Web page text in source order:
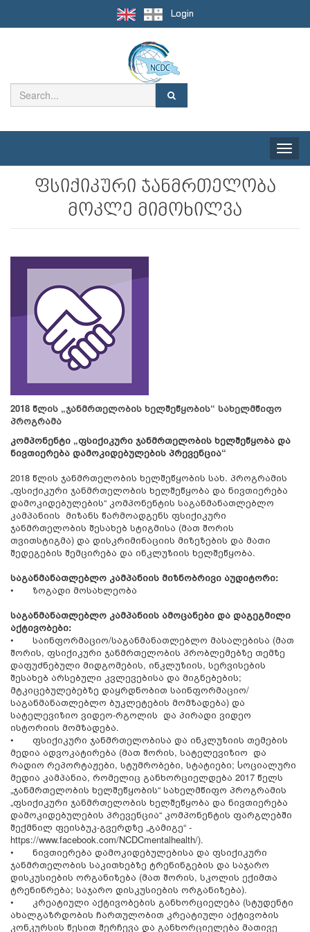
Login
Toggle
ფსიქიკური ჯანმრთელობა
მოკლე მიმოხილვა
2018 წლის „ჯანმრთელობის ხელშეწყობის“ სახელმწიფო
პროგრამა
კომპონენტი „ფსიქიკური ჯანმრთელობის ხელშეწყობა და
ნივთიერება დამოკიდებულების პრევენცია“
2018 წლის ჯანმრთელობის ხელშეწყობის სახ. პროგრამის
„ფსიქიკური ჯანმრთელობის ხელშეწყობა და ნივთიერება
დამოკიდებულების“ კომპონენტის საგანმანათლებლო
კამპანიის მიზანს წარმოადგენს ფსიქიკური
ჯანმრთელობის შესახებ სტიგმისა (მათ შორის
თვითსტიგმა) და დისკრიმინაციის მიზეზების და მათი
შედეგების შემცირება და ინკლუზიის ხელშეწყობა.
საგანმანათლებლო კამპანიის მიზნობრივი აუდიტორი:
•
ზოგადი მოსახლეობა
საგანმანათლებლო კამპანიის ამოცანები და დაგეგმილი
აქტივობები:
•
საინფორმაციო/საგანმანათლებლო მასალებისა (მათ
შორის, ფსიქიკური ჯანმრთელობის პრობლემებზე თემზე
დაფუძნებული მიდგომების, ინკლუზიის, სერვისების
შესახებ არსებული კვლევებისა და მიგნებების;
მტკიცებულებებზე დაყრდნობით საინფორმაციო/
საგანმანათლებლო ბუკლეტების მომზადება) და
სატელევიზიო ვიდეო-რგოლის და პირადი ვიდეო
ისტორიის მომზადება.
•
ფსიქიკური ჯანმრთელობისა და ინკლუზიის თემების
მედია ადვოკატირება (მათ შორის, სატელევიზიო და
რადიო რეპორტაჟები, სტუმრობები, სტატიები; Ⴑოციალური
მედია კამპანია, რომელიც განხორციელდება 2017 წელს
„ჯანმრთელობის ხელშეწყობის“ სახელმწიფო პროგრამის
„ფსიქიკური ჯანმრთელობის ხელშეწყობა და ნივთიერება
დამოკიდებულების პრევენცია“ კომპონენტის ფარგლებში
შექმნილ ფეისბუკ-გვერდზე „გამიგე“ -
https://www.facebook.com/NCDCmentalhealth/).
•
ნივთიერება დამოკიდებულებისა და ფსიქიკური
ჯანმრთელობის საკითხებზე ტრენინგების და საჯარო
დისკუსიების ორგანიზება (მათ შორის, სკოლის ექიმთა
ტრენინრება; საჯარო დისკუსიების ორგანიზება).
•
კრეატიული აქტივობების განხორციელება (სტუდენტი
ახალგაზრდობის ჩართულობით კრეატიული აქტივობის
კონკურსის წესით შერჩევა და განხორციელება მათივე